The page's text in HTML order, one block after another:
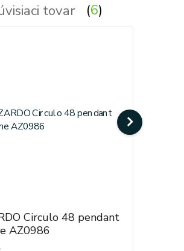
tovar 6
Circulo 48 pendant
AZ0986